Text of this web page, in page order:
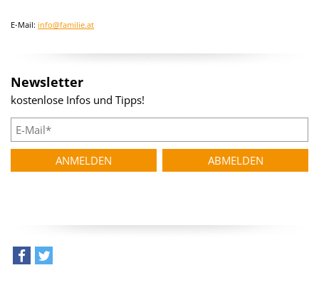
E-Mail: info@familie.at
Newsletter
kostenlose Infos und Tipps!